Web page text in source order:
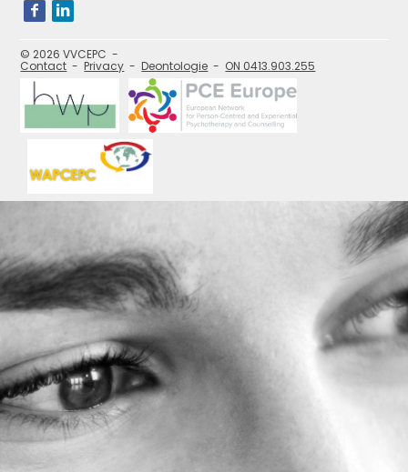
Bezoek
onze
pagina's:
© 2026 VVCEPC
Contact Privacy Deontologie ON 0413.903.255